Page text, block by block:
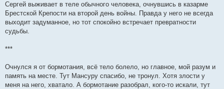
Сергей выживает в теле обычного человека, очнувшись в казарме
Брестской Крепости на второй день войны. Правда у него не всегда
выходит задуманное, но тот спокойно встречает превратности
судьбы.
***
Очнулся я от бормотания, всё тело болело, но главное, мой разум и
память на месте. Тут Мансуру спасибо, не тронул. Хотя злости у
меня на него, хватало. А бормотание разобрал, кого-то искали, тут